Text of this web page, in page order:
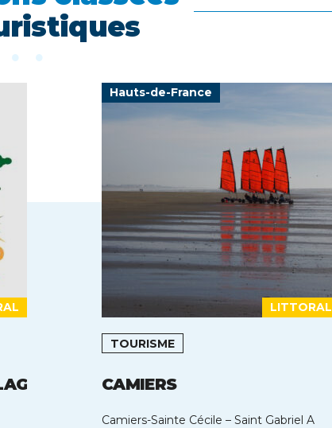
Hauts-de-France
LITTORAL
TOURISME
CAMIERS
Camiers-Sainte Cécile – Saint Gabriel A